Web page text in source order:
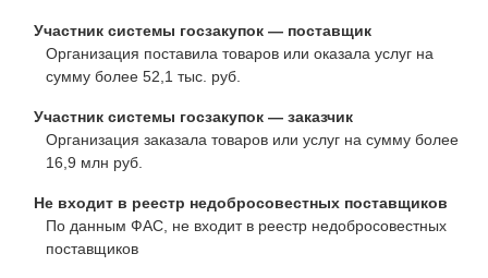
Участник системы госзакупок — поставщик
Организация поставила товаров или оказала услуг на
сумму более 52,1 тыс. руб.
Участник системы госзакупок — заказчик
Организация заказала товаров или услуг на сумму более
16,9 млн руб.
Не входит в реестр недобросовестных поставщиков
По данным ФАС, не входит в реестр недобросовестных
поставщиков